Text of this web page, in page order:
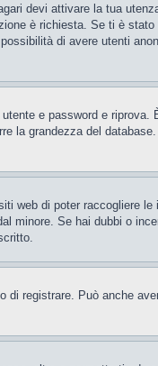
devi attivare la tua
è richiesta. Se ti è
di avere utenti
e password e
la grandezza del
web di poter raccogliere
Se hai dubbi o
registrare. Può anche